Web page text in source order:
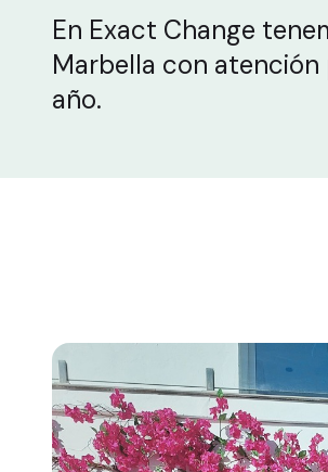
En Exact Change
Marbella con atención
año.